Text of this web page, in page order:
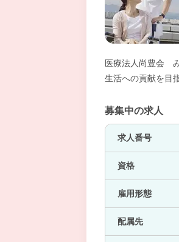
医療法人尚豊会
生活への貢献を目
募集中の求人
求人番号
資格
雇用形態
配属先